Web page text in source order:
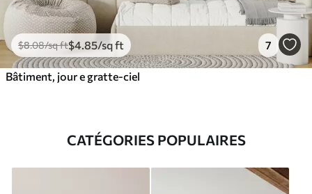
$8.08/sq ft$4 .85/sq ft 7
Bâtiment, jour e gratte-ciel
CATÉGORIES POPULAIRES